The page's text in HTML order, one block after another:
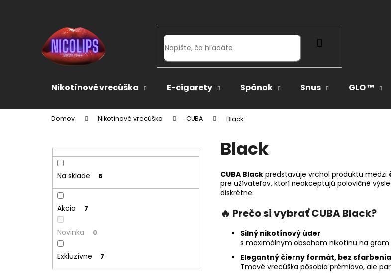
Nikotínové vrecúška E-cigarety Spánok Snus GLO ™
Domov Nikotínové vrecúška CUBA Black
Na sklade 6
Akcia 7
Novinka 0
Exkluzívne 7
Black
CUBA Black predstavuje vrchol produktu medzi
pre užívateľov, ktorí neakceptujú polovičné
diskrétne.
🔥 Prečo si vybraťCUBA Black?
Silný nikotínový úder
s maximálnym obsahom nikotínu na
Elegantný čierny formát, bez
Tmavé vrecúška pôsobia prémiovo, ale
obchodu
obchodu